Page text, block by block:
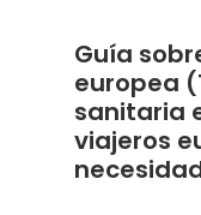
Guía
europea
sanitaria
viajeros